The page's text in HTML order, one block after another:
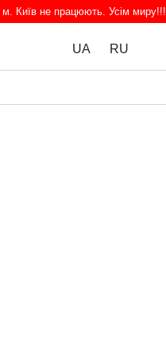
м. Київ не працюють. Усім миру!!!
UA RU